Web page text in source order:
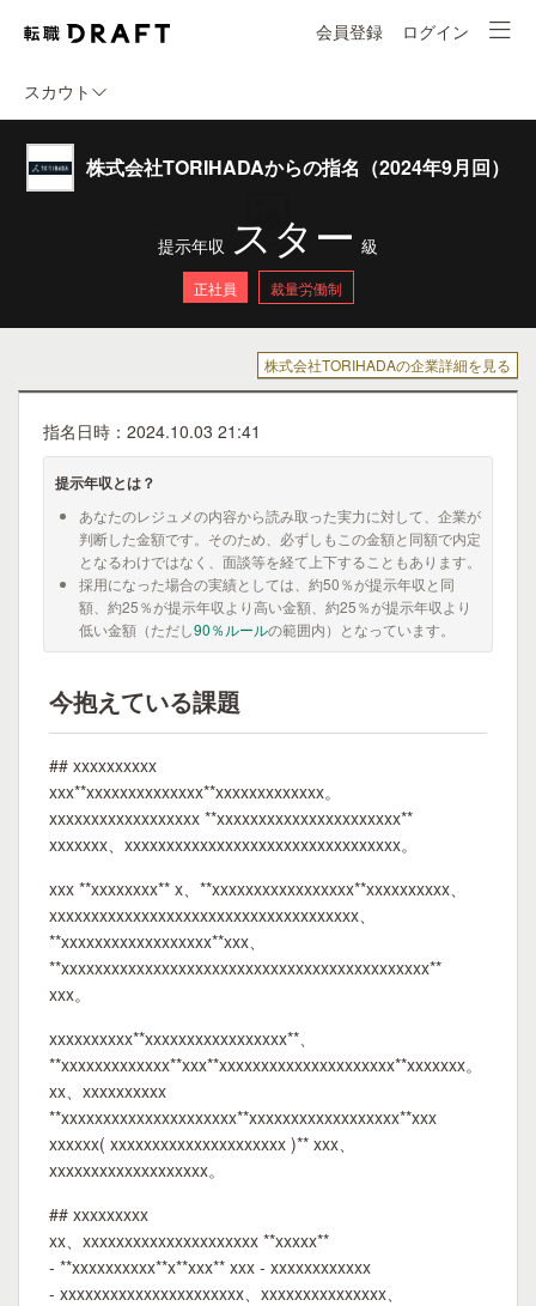
会員登録 ログイン
スカウト
株式会社TORIHADAからの指名（2024年9月回）
提示年収 スター 級
正社員 裁量労働制
株式会社TORIHADAの企業詳細を見る
指名日時：2024.10.03 21:41
提示年収とは？
あなたのレジュメの内容から読み取った実力に対して、企業が
判断した金額です。そのため、必ずしもこの金額と同額で内定
となるわけではなく、面談等を経て上下することもあります。
採用になった場合の実績としては、約50％が提示年収と同
額、約25％が提示年収より高い金額、約25％が提示年収より
低い金額（ただし90％ルールの範囲内）となっています。
今抱えている課題
## xxxxxxxxxx
xxx**xxxxxxxxxxxxxx**xxxxxxxxxxxxx。
xxxxxxxxxxxxxxxxxx **xxxxxxxxxxxxxxxxxxxxxx**
xxxxxxx、xxxxxxxxxxxxxxxxxxxxxxxxxxxxxxxxx。
xxx **xxxxxxxx** x、**xxxxxxxxxxxxxxxxx**xxxxxxxxxx、
xxxxxxxxxxxxxxxxxxxxxxxxxxxxxxxxxxxxx、
**xxxxxxxxxxxxxxxxxx**xxx、
**xxxxxxxxxxxxxxxxxxxxxxxxxxxxxxxxxxxxxxxxxxxx**
xxx。
xxxxxxxxxx**xxxxxxxxxxxxxxxxx**、
**xxxxxxxxxxxxx**xxx**xxxxxxxxxxxxxxxxxxxxx**xxxxxxx。
xx、xxxxxxxxxx
**xxxxxxxxxxxxxxxxxxxxx**xxxxxxxxxxxxxxxxxx**xxx
xxxxxx( xxxxxxxxxxxxxxxxxxxxx )** xxx、
xxxxxxxxxxxxxxxxxxx。
## xxxxxxxxx
xx、xxxxxxxxxxxxxxxxxxxxx **xxxxx**
- **xxxxxxxxxx**x**xxx** xxx - xxxxxxxxxxxx
- xxxxxxxxxxxxxxxxxxxxxx、xxxxxxxxxxxxxxx、